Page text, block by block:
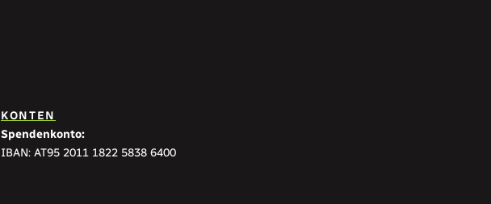
KONTEN
Spendenkonto:
IBAN: AT95 2011 1822 5838 6400